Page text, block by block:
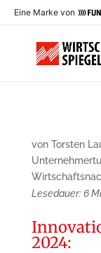
Eine Marke von
von Torsten
Lesedauer: 6
2024: